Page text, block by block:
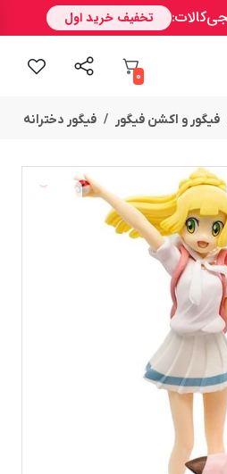
0
فیگور و اکشن فیگور فیگور دخترانه
قســطی